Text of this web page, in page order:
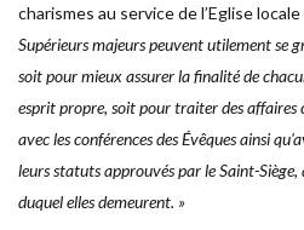
charismes au service de l’Eglise
Supérieurs majeurs peuvent utilement se
soit pour mieux assurer la finalité de
esprit propre, soit pour traiter des
avec les conférences des Évêques ainsi
leurs statuts approuvés par le Saint-
duquel elles demeurent. »